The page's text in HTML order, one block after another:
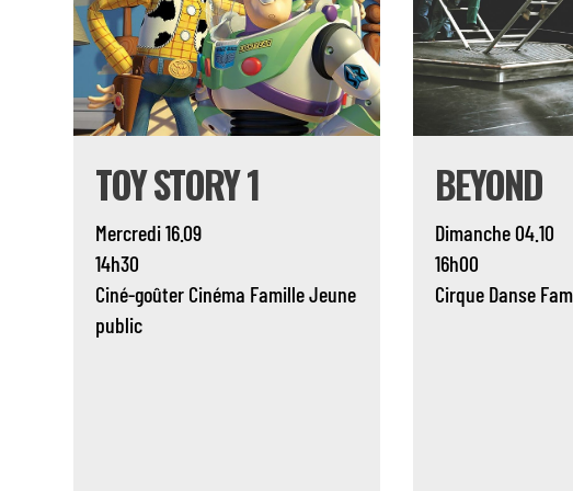
TOY STORY 1
Mercredi 16.09
14h30
Ciné-goûter Cinéma FamilleJeune
public
BEYOND
Dimanche 04.10
16h00
Cirque Danse